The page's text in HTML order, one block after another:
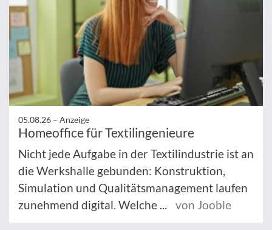
05.08.26 – Anzeige
Homeoffice für Textilingenieure
Nicht jede Aufgabe in der Textilindustrie ist an
die Werkshalle gebunden: Konstruktion,
Simulation und Qualitätsmanagement laufen
zunehmend digital. Welche ...
von Jooble